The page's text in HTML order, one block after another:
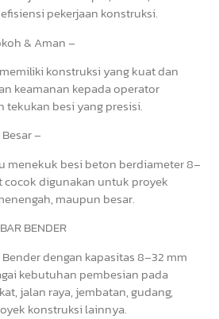
pekerjaan konstruksi.
& Aman –
konstruksi yang kuat dan
keamanan kepada operator
tekukan besi yang presisi.
–
menekuk besi beton berdiameter 8–
cocok digunakan untuk proyek
maupun besar.
BENDER
dengan kapasitas 8–32 mm
kebutuhan pembesian pada
jalan raya, jembatan, gudang,
konstruksi lainnya.